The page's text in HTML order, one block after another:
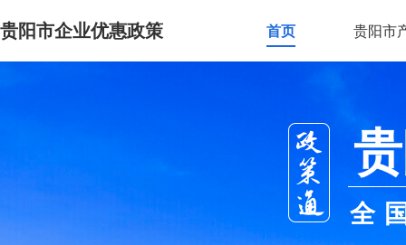
贵阳市企业优惠政策 首页 贵阳市
全